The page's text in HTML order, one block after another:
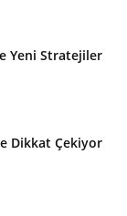
Yeni Stratejiler
Dikkat Çekiyor